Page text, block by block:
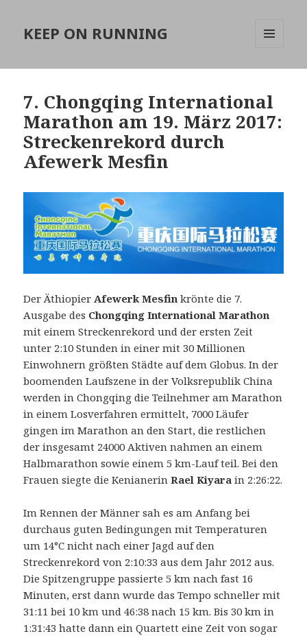
KEEP ON RUNNING
7. Chongqing International
Marathon am 19. März 2017:
Streckenrekord durch
Afewerk Mesfin
Der ÄthiopierAfewerk Mesfin krönte die 7.
Ausgabe des Chongqing International Marathon
mit einem Streckenrekord und der ersten Zeit
unter 2:10 Stunden in einer mit 30 Millionen
Einwohnern größten Städte auf dem Globus. In der
boomenden Laufszene in der Volksrepublik China
werden in Chongqing die Teilnehmer am Marathon
in einem Losverfahren ermittelt, 7000 Läufer
gingen im Marathon an den Start, die restlichen
der insgesamt 24000 Aktiven nahmen an einem
Halbmarathon sowie einem 5 km-Lauf teil. Bei den
Frauen siegte die KenianerinRael Kiyara in 2:26:22.
Im Rennen der Männer sah es am Anfang bei
durchaus guten Bedingungen mit Temperaturen
um 14°C nicht nach einer Jagd auf den
Streckenrekord von 2:10:33 aus dem Jahr 2012 aus.
Die Spitzengruppe passierte 5 km nach fast 16
Minuten, erst dann wurde das Tempo schneller mit
31:11 bei 10 km und 46:38 nach 15 km. Bis 30 km in
1:31:43 hatte dann ein Quartett eine Zeit von sogar